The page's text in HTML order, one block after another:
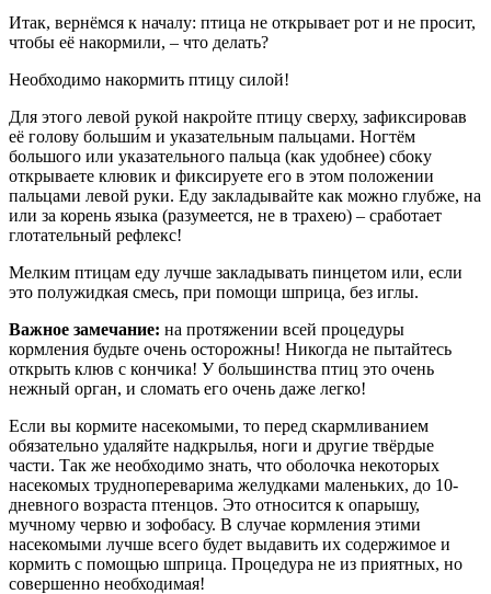
Итак, вернёмся к началу: птица не открывает рот и не просит,
чтобы её накормили, – что делать?
Необходимо накормить птицу силой!
Для этого левой рукой накройте птицу сверху, зафиксировав
её голову больши́м и указательным пальцами. Ногтём
большого или указательного пальца (как удобнее) сбоку
открываете клювик и фиксируете его в этом положении
пальцами левой руки. Еду закладывайте как можно глубже, на
или за корень языка (разумеется, не в трахею) – сработает
глотательный рефлекс!
Мелким птицам еду лучше закладывать пинцетом или, если
это полужидкая смесь, при помощи шприца, без иглы.
Важное замечание: на протяжении всей процедуры
кормления будьте очень осторожны! Никогда не пытайтесь
открыть клюв с кончика! У большинства птиц это очень
нежный орган, и сломать его очень даже легко!
Если вы кормите насекомыми, то перед скармливанием
обязательно удаляйте надкрылья, ноги и другие твёрдые
части. Так же необходимо знать, что оболочка некоторых
насекомых труднопереварима желудками маленьких, до 10-
дневного возраста птенцов. Это относится к опарышу,
мучному червю и зофобасу. В случае кормления этими
насекомыми лучше всего будет выдавить их содержимое и
кормить с помощью шприца. Процедура не из приятных, но
совершенно необходимая!